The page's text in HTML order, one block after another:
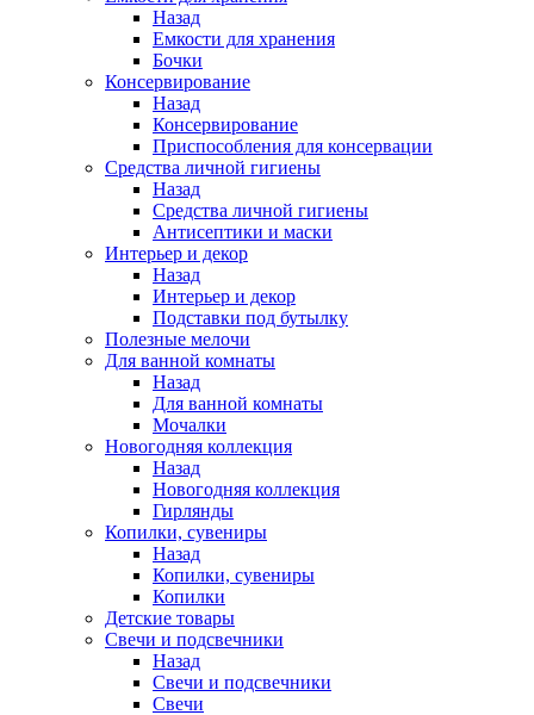
Назад
Емкости для хранения
Бочки
Консервирование
Назад
Консервирование
Приспособления для консервации
Средства личной гигиены
Назад
Средства личной гигиены
Антисептики и маски
Интерьер и декор
Назад
Интерьер и декор
Подставки под бутылку
Полезные мелочи
Для ванной комнаты
Назад
Для ванной комнаты
Мочалки
Новогодняя коллекция
Назад
Новогодняя коллекция
Гирлянды
Копилки, сувениры
Назад
Копилки, сувениры
Копилки
Детские товары
Свечи и подсвечники
Назад
Свечи и подсвечники
Свечи